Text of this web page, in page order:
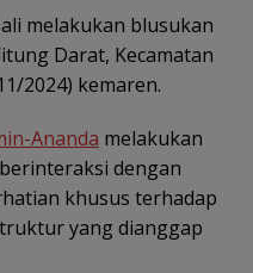
melakukan blusukan
Darat, Kecamatan
2024) kemaren.
Ananda melakukan
dengan
khusus terhadap
yang dianggap